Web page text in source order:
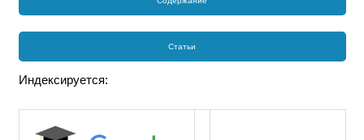
Статьи
Индексируется: